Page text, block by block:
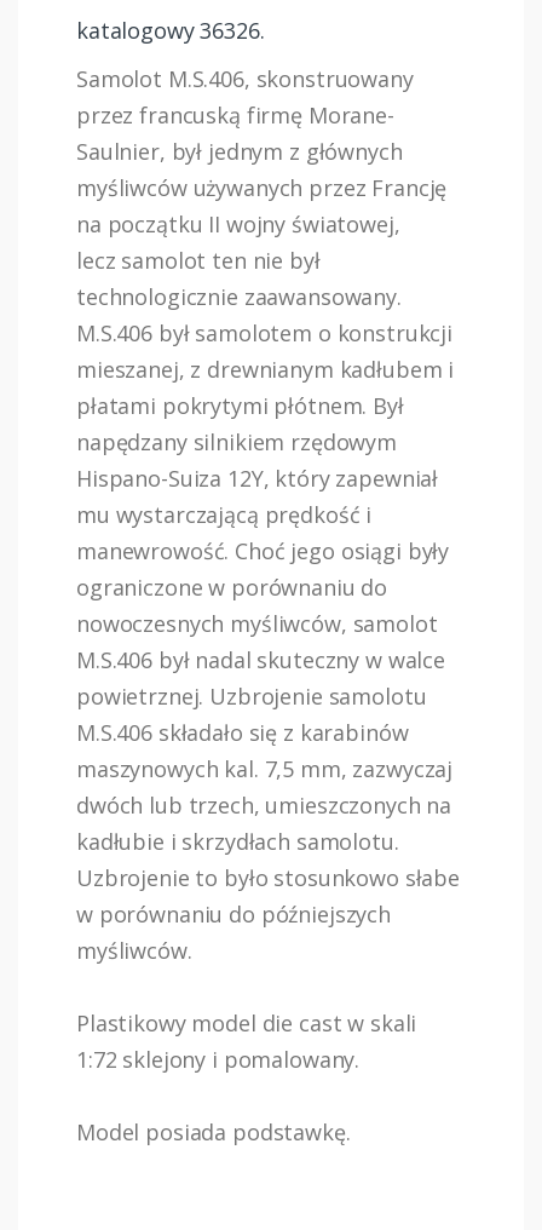
katalogowy 36326.
Samolot M.S.406, skonstruowany
przez francuską firmę Morane-
Saulnier, był jednym z głównych
myśliwców używanych przez Francję
na początku II wojny światowej,
lecz samolot ten nie był
technologicznie zaawansowany.
M.S.406 był samolotem o konstrukcji
mieszanej, z drewnianym kadłubem i
płatami pokrytymi płótnem. Był
napędzany silnikiem rzędowym
Hispano-Suiza 12Y, który zapewniał
mu wystarczającą prędkość i
manewrowość. Choć jego osiągi były
ograniczone w porównaniu do
nowoczesnych myśliwców, samolot
M.S.406 był nadal skuteczny w walce
powietrznej. Uzbrojenie samolotu
M.S.406 składało się z karabinów
maszynowych kal. 7,5 mm, zazwyczaj
dwóch lub trzech, umieszczonych na
kadłubie i skrzydłach samolotu.
Uzbrojenie to było stosunkowo słabe
w porównaniu do późniejszych
myśliwców.
Plastikowy model die cast w skali
1:72 sklejony i pomalowany.
Model posiada podstawkę.